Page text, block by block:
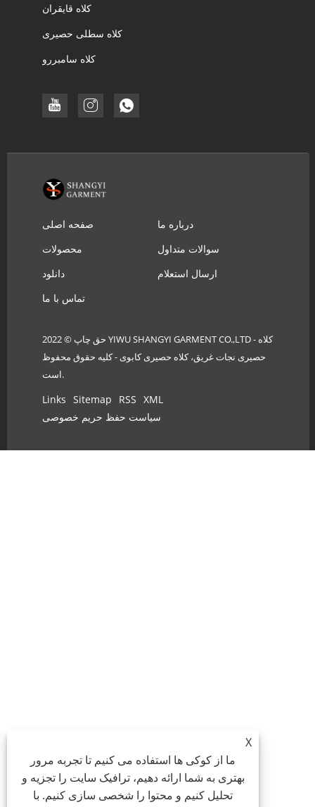
کلاه قایقران
کلاه سطلی حصیری
کلاه سامبررو
صفحه اصلی
درباره ما
محصولات
سوالات متداول
دانلود
ارسال استعلام
تماس با ما
حق چاپ © 2022 YIWU SHANGYI GARMENT CO.,LTD - کلاه
حصیری نجات غریق، کلاه حصیری کابوی - کلیه حقوق محفوظ
است.
Links Sitemap RSS XML
سیاست حفظ حریم خصوصی
X
ما از کوکی ها استفاده می کنیم تا تجربه مرور
بهتری به شما ارائه دهیم، ترافیک سایت را تجزیه و
تحلیل کنیم و محتوا را شخصی سازی کنیم. با